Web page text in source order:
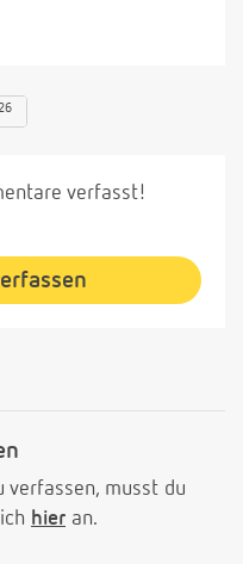
verfasst!
verfassen, musst du
hier an.